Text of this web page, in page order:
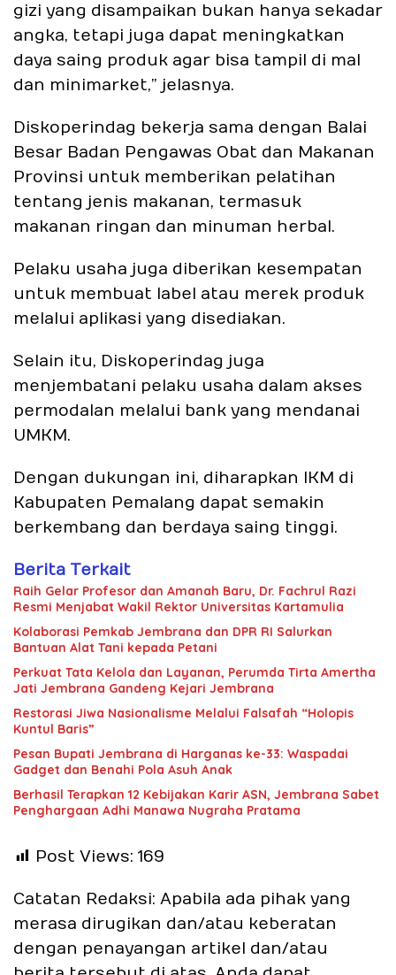
gizi yang disampaikan bukan hanya sekadar
angka, tetapi juga dapat meningkatkan
daya saing produk agar bisa tampil di mal
dan minimarket,” jelasnya.
Diskoperindag bekerja sama dengan Balai
Besar Badan Pengawas Obat dan Makanan
Provinsi untuk memberikan pelatihan
tentang jenis makanan, termasuk
makanan ringan dan minuman herbal.
Pelaku usaha juga diberikan kesempatan
untuk membuat label atau merek produk
melalui aplikasi yang disediakan.
Selain itu, Diskoperindag juga
menjembatani pelaku usaha dalam akses
permodalan melalui bank yang mendanai
UMKM.
Dengan dukungan ini, diharapkan IKM di
Kabupaten Pemalang dapat semakin
berkembang dan berdaya saing tinggi.
Berita Terkait
Raih Gelar Profesor dan Amanah Baru, Dr. Fachrul Razi
Resmi Menjabat Wakil Rektor Universitas Kartamulia
Kolaborasi Pemkab Jembrana dan DPR RI Salurkan
Bantuan Alat Tani kepada Petani
Perkuat Tata Kelola dan Layanan, Perumda Tirta Amertha
Jati Jembrana Gandeng Kejari Jembrana
Restorasi Jiwa Nasionalisme Melalui Falsafah “Holopis
Kuntul Baris”
Pesan Bupati Jembrana di Harganas ke-33: Waspadai
Gadget dan Benahi Pola Asuh Anak
Berhasil Terapkan 12 Kebijakan Karir ASN, Jembrana Sabet
Penghargaan Adhi Manawa Nugraha Pratama
Post Views: 169
Catatan Redaksi: Apabila ada pihak yang
merasa dirugikan dan/atau keberatan
dengan penayangan artikel dan/atau